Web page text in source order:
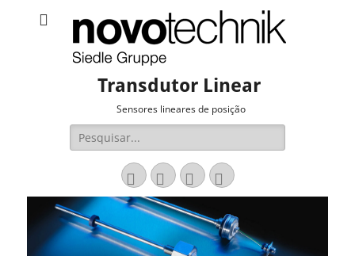
Transdutor Linear
Sensores lineares de posição
Pesquisar
por:
EmailLinkedIn
Website
Fone